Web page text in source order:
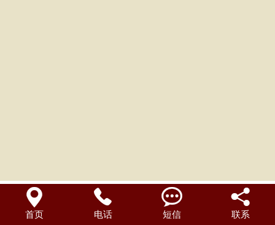

首页

电话

短信

联系